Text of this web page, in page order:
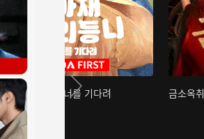
아재저리등니 : 너를 기다려 금소옥취